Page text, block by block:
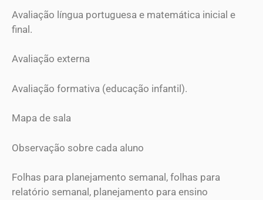
Avaliação língua portuguesa e matemática inicial e
final.
Avaliação externa
Avaliação formativa (educação infantil).
Mapa de sala
Observação sobre cada aluno
Folhas para planejamento semanal, folhas para
relatório semanal, planejamento para ensino